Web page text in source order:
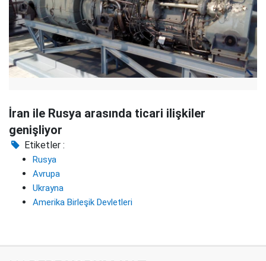
İran ile Rusya arasında ticari ilişkiler
genişliyor
Etiketler :
Rusya
Avrupa
Ukrayna
Amerika Birleşik Devletleri